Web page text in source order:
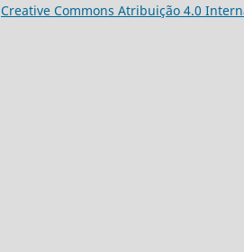
Creative Commons Atribuição 4.0